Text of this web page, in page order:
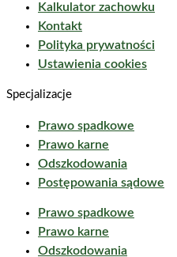
Kalkulator zachowku
Kontakt
Polityka prywatności
Ustawienia cookies
Specjalizacje
Prawo spadkowe
Prawo karne
Odszkodowania
Postępowania sądowe
Prawo spadkowe
Prawo karne
Odszkodowania